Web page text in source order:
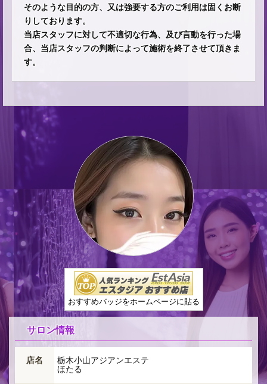
そのような目的の方、又は強要する方のご利用は固くお断
りしております。
当店スタッフに対して不適切な行為、及び言動を行った場
合、当店スタッフの判断によって施術を終了させて頂きま
す。
おすすめバッジをホームページに貼る
サロン情報
店名
栃木小山アジアンエステ
ほたる